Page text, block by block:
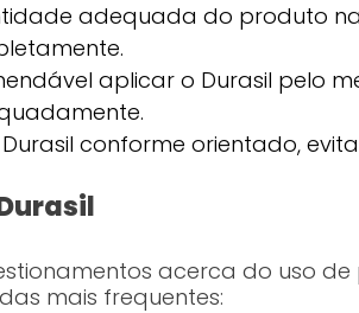
adequada do produto
aplicar o Durasil pelo
conforme orientado,
acerca do uso
mais frequentes: